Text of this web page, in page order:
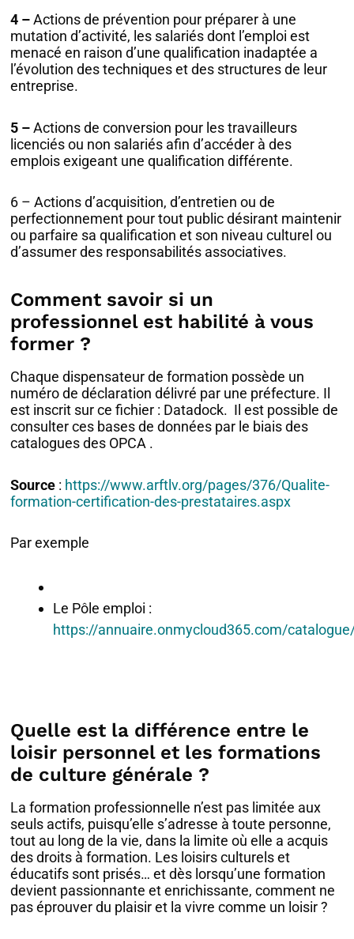
4 –Actions de prévention pour préparer à une
mutation d’activité, les salariés dont l’emploi est
menacé en raison d’une qualification inadaptée a
l’évolution des techniques et des structures de leur
entreprise.
5 –Actions de conversion pour les travailleurs
licenciés ou non salariés afin d’accéder à des
emplois exigeant une qualification différente.
6 – Actions d’acquisition, d’entretien ou de
perfectionnement pour tout public désirant maintenir
ou parfaire sa qualification et son niveau culturel ou
d’assumer des responsabilités associatives.
Comment savoir si un
professionnel est habilité à vous
former ?
Chaque dispensateur de formation possède un
numéro de déclaration délivré par une préfecture. Il
est inscrit sur ce fichier : Datadock. Il est possible de
consulter ces bases de données par le biais des
catalogues des OPCA .
Source : https://www.arftlv.org/pages/376/Qualite-
formation-certification-des-prestataires.aspx
Par exemple
Le Pôle emploi :
https://annuaire.onmycloud365.com/
Quelle est la différence entre le
loisir personnel et les formations
de culture générale ?
La formation professionnelle n’est pas limitée aux
seuls actifs, puisqu’elle s’adresse à toute personne,
tout au long de la vie, dans la limite où elle a acquis
des droits à formation. Les loisirs culturels et
éducatifs sont prisés… et dès lorsqu’une formation
devient passionnante et enrichissante, comment ne
pas éprouver du plaisir et la vivre comme un loisir ?